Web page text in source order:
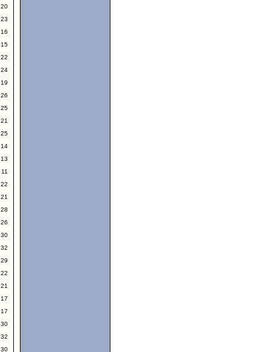
20
23
16
15
22
24
19
26
25
21
25
14
13
11
22
21
28
26
30
32
29
22
21
17
17
30
32
30